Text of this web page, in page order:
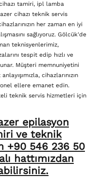
tamiri, ipl lamba
cihazı teknik servis
her zaman en iyi
sağlıyoruz. Gölcük'de
teknisyenlerimiz,
tespit edip hızlı ve
Müşteri memnuniyetini
cihazlarınızın
ellere emanet edin.
teknik servis hizmetleri için
epilasyon
ve teknik
+90 546 236 50
hattımızdan